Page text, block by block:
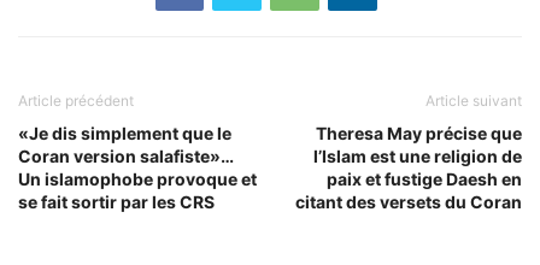
Article précédent
«Je dis simplement que le
Coran version salafiste»…
Un islamophobe provoque et
se fait sortir par les CRS
Article suivant
Theresa May précise que
l’Islam est une religion de
paix et fustige Daesh en
citant des versets du Coran